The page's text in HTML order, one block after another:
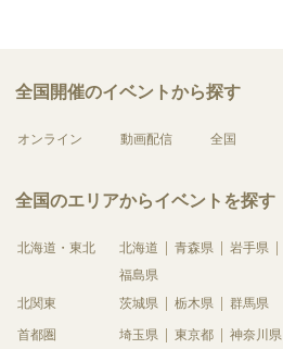
全国開催のイベントから探す
オンライン 動画配信 全国
全国のエリアからイベントを探す
北海道・東北 北海道 青森県 岩手県
福島県
北関東
茨城県 栃木県 群馬県
首都圏 埼玉県 東京都 神奈川県